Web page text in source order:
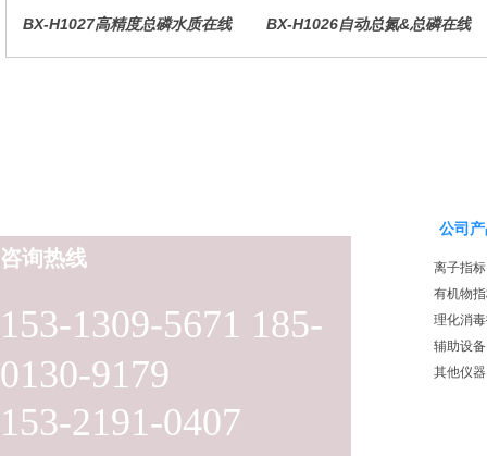
BX-H1027高精度总磷水质在线
BX-H1026自动总氮&总磷在线
153-1309-5671 185-
0130-9179
153-2191-0407
咨询热线
公司
离子指标
有机物
理化消
辅助设备
其他仪器